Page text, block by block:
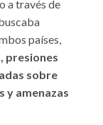
a través de
países,
presiones
sobre
y amenazas